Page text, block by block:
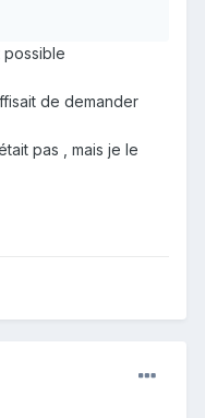
de demander
pas , mais je le